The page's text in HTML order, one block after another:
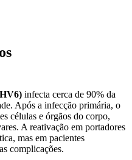
infecta cerca de 90% da
Após a infecção primária, o
células e órgãos do corpo,
A reativação em portadores
mas em pacientes
complicações.